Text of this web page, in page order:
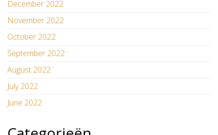
December 2022
November 2022
October 2022
September 2022
August 2022
July 2022
June 2022